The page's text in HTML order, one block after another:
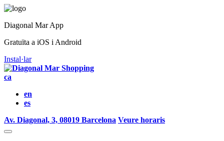
Diagonal Mar App
Gratuïta a iOS i Android
Instal·lar
ca
en
es
Av. Diagonal, 3, 08019 Barcelona Veure horaris